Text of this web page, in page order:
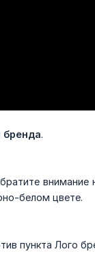
бренда.
белом цвете.
пункта Лого